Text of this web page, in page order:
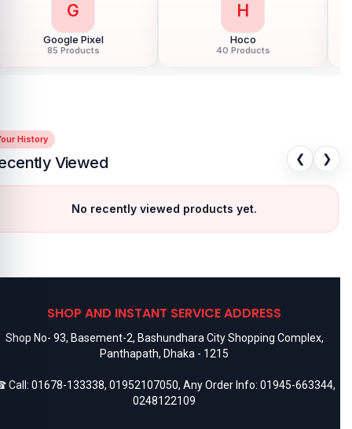
G
Google Pixel
85 Products
H
Hoco
40 Products
History
Viewed ❮ ❯
No recently viewed products yet.
SHOP AND INSTANT SERVICE ADDRESS
Shop No- 93, Basement-2, Bashundhara City Shopping Complex,
Panthapath, Dhaka - 1215
Call: 01678-133338, 01952107050, Any Order Info: 01945-663344,
0248122109